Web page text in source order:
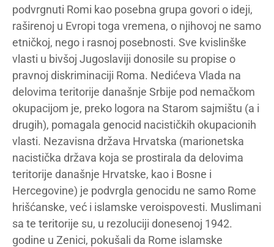
podvrgnuti Romi kao posebna grupa govori o ideji,
raširenoj u Evropi toga vremena, o njihovoj ne samo
etničkoj, nego i rasnoj posebnosti. Sve kvislinške
vlasti u bivšoj Jugoslaviji donosile su propise o
pravnoj diskriminaciji Roma. Nedićeva Vlada na
delovima teritorije današnje Srbije pod nemačkom
okupacijom je, preko logora na Starom sajmištu (a i
drugih), pomagala genocid nacističkih okupacionih
vlasti. Nezavisna država Hrvatska (marionetska
nacistička država koja se prostirala da delovima
teritorije današnje Hrvatske, kao i Bosne i
Hercegovine) je podvrgla genocidu ne samo Rome
hrišćanske, već i islamske veroispovesti. Muslimani
sa te teritorije su, u rezoluciji donesenoj 1942.
godine u Zenici, pokušali da Rome islamske